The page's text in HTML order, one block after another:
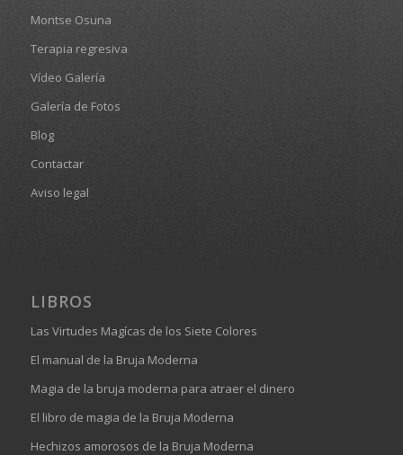
Montse Osuna
Terapia regresiva
Vídeo Galería
Galería de Fotos
Blog
Contactar
Aviso legal
LIBROS
Las Virtudes Magícas de los Siete Colores
El manual de la Bruja Moderna
Magia de la bruja moderna para atraer el dinero
El libro de magia de la Bruja Moderna
Hechizos amorosos de la Bruja Moderna